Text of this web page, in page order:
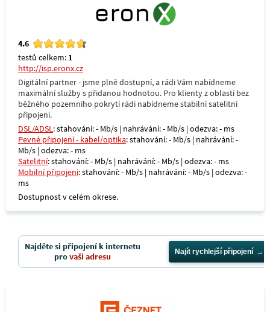
4.6
testů celkem: 1
http://isp.eronx.cz
Digitální partner - jsme plně dostupní, a rádi Vám nabídneme
maximální služby s přidanou hodnotou. Pro klienty z oblastí bez
běžného pozemního pokrytí rádi nabídneme stabilní satelitní
připojení.
DSL/ADSL: stahování: - Mb/s | nahrávání: - Mb/s | odezva: - ms
Pevné připojení - kabel/optika: stahování: - Mb/s | nahrávání: -
Mb/s | odezva: - ms
Satelitní: stahování: - Mb/s | nahrávání: - Mb/s | odezva: - ms
Mobilní připojení: stahování: - Mb/s | nahrávání: - Mb/s | odezva: -
ms
Dostupnost v celém okrese.
Najděte si připojení k internetu
provaši adresu Najít rychlejší připojení